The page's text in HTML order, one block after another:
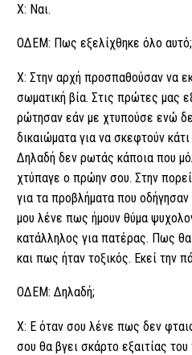
Χ: Ναι.
ΟΔΕΜ: Πως εξελίχθηκε όλο αυτό;
Χ: Στην αρχή προσπαθούσαν να
σωματική βία. Στις πρώτες μας
ρώτησαν εάν με χτυπούσε ενώ
δικαιώματα για να σκεφτούν
Δηλαδή δεν ρωτάς κάποια που
χτύπαγε ο πρώην σου. Στην
για τα προβλήματα που
μου λένε πως ήμουν θύμα
κατάλληλος για πατέρας. Πως θα
και πως ήταν τοξικός. Εκεί την
ΟΔΕΜ: Δηλαδή;
Χ: Ε όταν σου λένε πως δεν
σου θα βγει σκάρτο εξαιτίας